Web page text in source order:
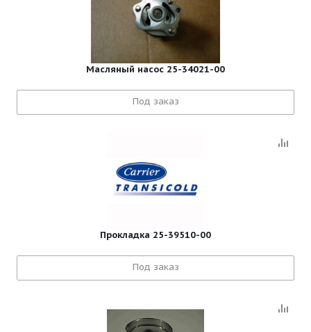
Масляный насос 25-34021-00
Под заказ
Прокладка 25-39510-00
Под заказ